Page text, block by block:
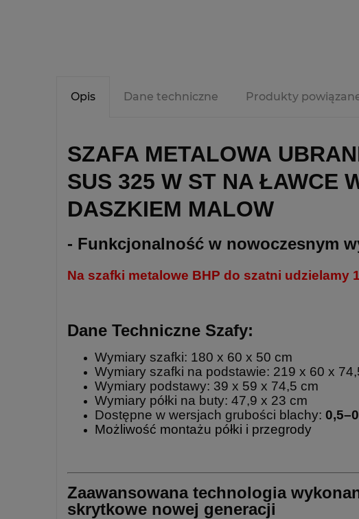
Opis Dane techniczne Produkty
SZAFA METALOWA
SUS 325 W ST NA ŁAWCE
DASZKIEM MALOW
- Funkcjonalność w nowoczesnym
Na szafki metalowe BHP do szatni udzielamy
Dane Techniczne Szafy:
Wymiary szafki: 180 x 60 x 50 cm
Wymiary szafki na podstawie: 219 x 60 x
Wymiary podstawy: 39 x 59 x 74,5 cm
Wymiary półki na buty: 47,9 x 23 cm
Dostępne w wersjach grubości blachy:
Możliwość montażu półki i przegrody
Zaawansowana technologia
skrytkowe nowej generacji